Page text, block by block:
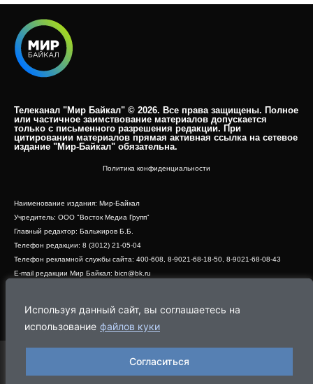
Используя данный сайт, вы соглашаетесь на
использование файлов куки
Согласиться
Телеканал "Мир Байкал" © 2026. Все права защищены. Полное
или частичное заимствование материалов допускается
только с письменного разрешения редакции. При
цитировании материалов прямая активная ссылка на сетевое
издание "Мир-Байкал" обязательна.​
Политика конфиденциальности
Наименование издания: Мир-Байкал
Учредитель: ООО "Восток Медиа Групп"
Главный редактор: Бальжиров Б.Б.
Телефон редакции: 8 (3012) 21-05-04
Телефон рекламной службы сайта: 400-608, 8-9021-68-18-50, 8-9021-68-08-43
E-mail редакции Мир Байкал: bicn@bk.ru
Адрес редакции: 670000, г. Улан-Удэ, ул. Профсоюзная, дом 44, офис 1